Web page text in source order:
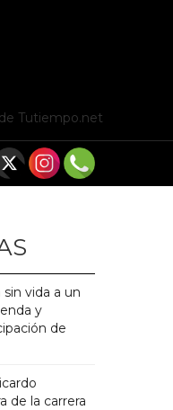
Tutiempo.net
sin vida a un
y
de
de la carrera